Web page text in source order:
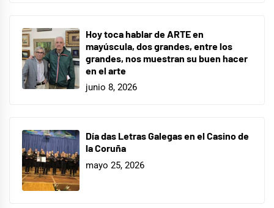
Hoy toca hablar de ARTE en
mayúscula, dos grandes, entre los
grandes, nos muestran su buen hacer
en el arte
junio 8, 2026
Día das Letras Galegas en el Casino de
la Coruña
mayo 25, 2026